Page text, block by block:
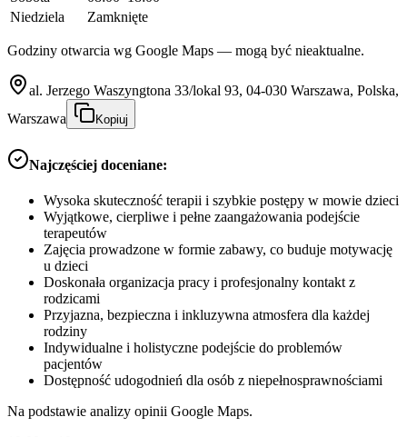
Niedziela
Zamknięte
Godziny otwarcia wg Google Maps — mogą być nieaktualne.
al. Jerzego Waszyngtona 33/lokal 93, 04-030 Warszawa, Polska,
Warszawa
Kopiuj
Najczęściej doceniane:
Wysoka skuteczność terapii i szybkie postępy w mowie dzieci
Wyjątkowe, cierpliwe i pełne zaangażowania podejście
terapeutów
Zajęcia prowadzone w formie zabawy, co buduje motywację
u dzieci
Doskonała organizacja pracy i profesjonalny kontakt z
rodzicami
Przyjazna, bezpieczna i inkluzywna atmosfera dla każdej
rodziny
Indywidualne i holistyczne podejście do problemów
pacjentów
Dostępność udogodnień dla osób z niepełnosprawnościami
Na podstawie analizy opinii Google Maps.